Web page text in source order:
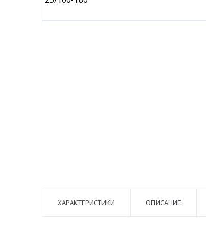
ХАРАКТЕРИСТИКИ ОПИСАНИЕ